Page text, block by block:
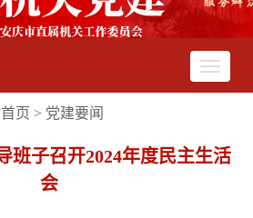
页 > 党建要闻
班子召开2024年度民主生活
会